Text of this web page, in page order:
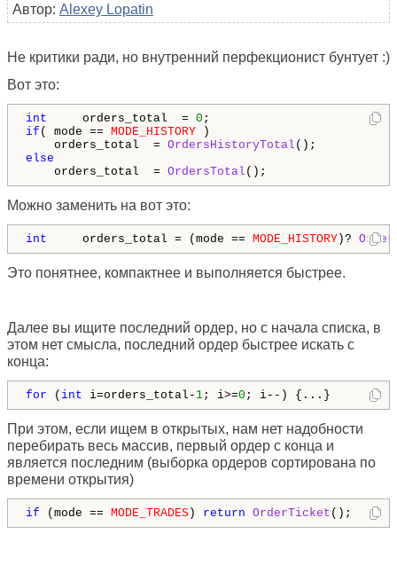
Автор: Alexey Lopatin
Не критики ради, но внутренний перфекционист бунтует :)
Вот это:
int orders_total  = 0
if ( mode == MODE_HISTORY )
orders_total  = OrdersHistoryTotal
else
orders_total  = OrdersTotal ();
Можно заменить на вот это:
int orders_total = (mode == MODE_HISTORY )?
Это понятнее, компактнее и выполняется быстрее.
Далее вы ищите последний ордер, но с начала списка, в
этом нет смысла, последний ордер быстрее искать с
конца:
for ( int i=orders_total- 1; i>=0 ; i--) {...}
При этом, если ищем в открытых, нам нет надобности
перебирать весь массив, первый ордер с конца и
является последним (выборка ордеров сортирована по
времени открытия)
if (mode == MODE_TRADES ) return OrderTicket